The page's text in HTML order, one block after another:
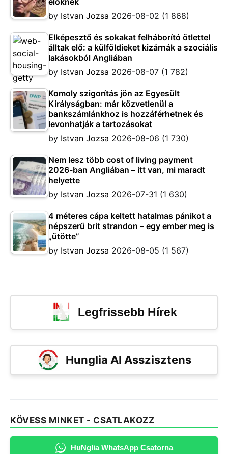
by Istvan Jozsa 2026-08-02 (1 868)
Elképesztő és sokakat felháborító ötlettel
álltak elő: a külföldieket kizárnák a szociális
lakásokból Angliában
by Istvan Jozsa 2026-08-07 (1 782)
Komoly szigorítás jön az Egyesült
Királyságban: már közvetlenül a
bankszámlánkhoz is hozzáférhetnek és
levonhatják a tartozásokat
by Istvan Jozsa 2026-08-06 (1 730)
Nem lesz több cost of living payment
2026-ban Angliában – itt van, mi maradt
helyette
by Istvan Jozsa 2026-07-31 (1 630)
4 méteres cápa keltett hatalmas pánikot a
népszerű brit strandon – egy ember meg is
„ütötte”
by Istvan Jozsa 2026-08-05 (1 567)
Legfrissebb Hírek
Hunglia AI Asszisztens
KÖVESS MINKET - CSATLAKOZZ
HuNglia WhatsApp Csatorna